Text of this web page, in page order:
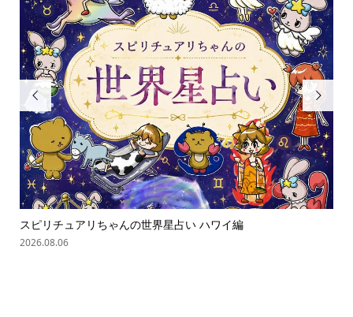

スピリチュアリちゃんの世界星占い ハワイ編
2026.08.06
